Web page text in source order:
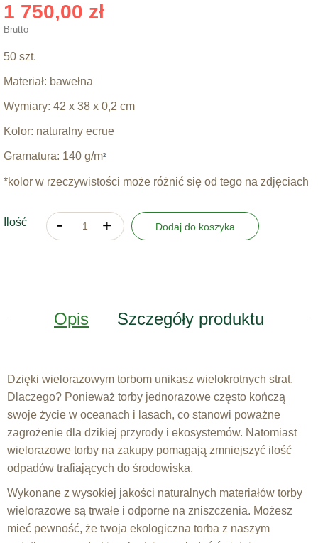
1 750,00 zł
Brutto
50 szt.
Materiał: bawełna
Wymiary: 42 x 38 x 0,2 cm
Kolor: naturalny ecrue
Gramatura: 140 g/m²
*kolor w rzeczywistości może różnić się od tego na zdjęciach
Ilość Dodaj do koszyka
Opis Szczegóły produktu
Dzięki wielorazowym torbom unikasz wielokrotnych strat.
Dlaczego? Ponieważ torby jednorazowe często kończą
swoje życie w oceanach i lasach, co stanowi poważne
zagrożenie dla dzikiej przyrody i ekosystemów. Natomiast
wielorazowe torby na zakupy pomagają zmniejszyć ilość
odpadów trafiających do środowiska.
Wykonane z wysokiej jakości naturalnych materiałów torby
wielorazowe są trwałe i odporne na zniszczenia. Możesz
mieć pewność, że twoja ekologiczna torba z naszym